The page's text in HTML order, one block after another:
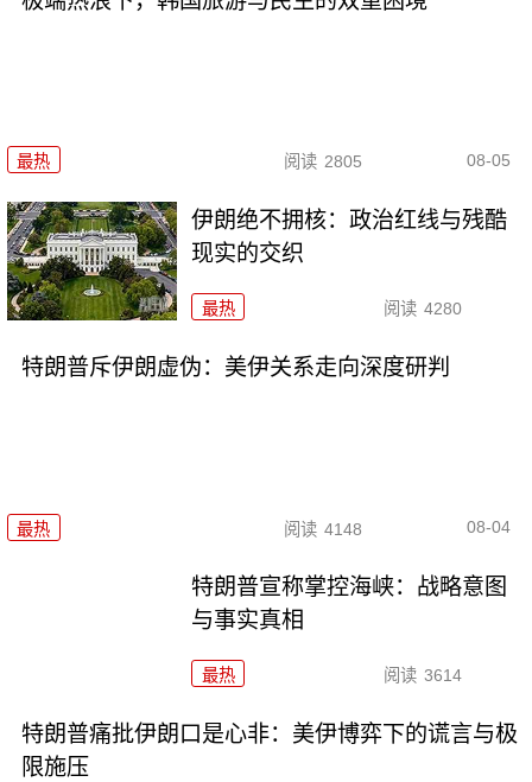
最热 阅读 2805 08-05
伊朗绝不拥核：政治红线与残酷
现实的交织
最热 阅读 4280
特朗普斥伊朗虚伪：美伊关系走向深度研判
最热 阅读 4148 08-04
特朗普宣称掌控海峡：战略意图
与事实真相
最热 阅读 3614
特朗普痛批伊朗口是心非：美伊博弈下的谎言与极
限施压